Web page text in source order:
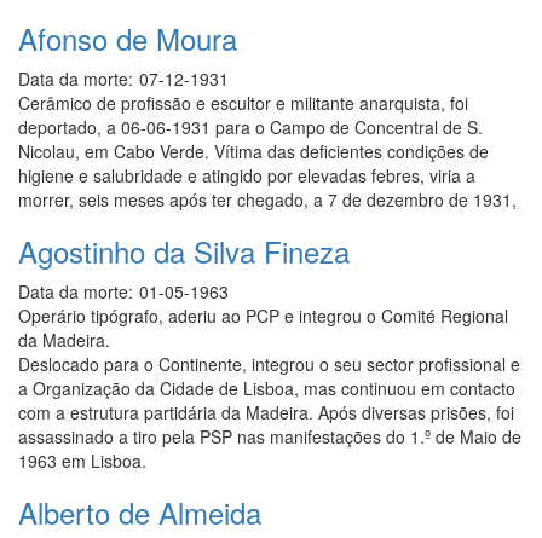
Afonso de Moura
Data da morte: 07-12-1931
Cerâmico de profissão e escultor e militante anarquista, foi
deportado, a 06-06-1931 para o Campo de Concentral de S.
Nicolau, em Cabo Verde. Vítima das deficientes condições de
higiene e salubridade e atingido por elevadas febres, viria a
morrer, seis meses após ter chegado, a 7 de dezembro de 1931,
Agostinho da Silva Fineza
Data da morte: 01-05-1963
Operário tipógrafo, aderiu ao PCP e integrou o Comité Regional
da Madeira.
Deslocado para o Continente, integrou o seu sector profissional e
a Organização da Cidade de Lisboa, mas continuou em contacto
com a estrutura partidária da Madeira. Após diversas prisões, foi
assassinado a tiro pela PSP nas manifestações do 1.º de Maio de
1963 em Lisboa.
Alberto de Almeida